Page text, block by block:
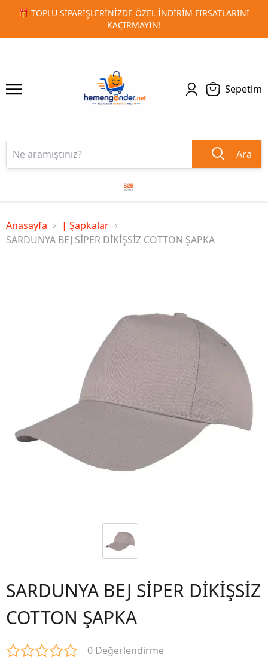
🚀 KURUMSAL PROMOSYON VE MATBAA
1 2
Sepetim
Ara
Anasayfa
| Şapkalar
SARDUNYA BEJ SİPER DİKİŞSİZ COTTON ŞAPKA
SARDUNYA BEJ SİPER DİKİŞSİZ
COTTON ŞAPKA
0 Değerlendirme